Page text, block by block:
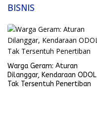
BISNIS
Warga Geram: Aturan
Dilanggar, Kendaraan ODOL
Tak Tersentuh Penertiban